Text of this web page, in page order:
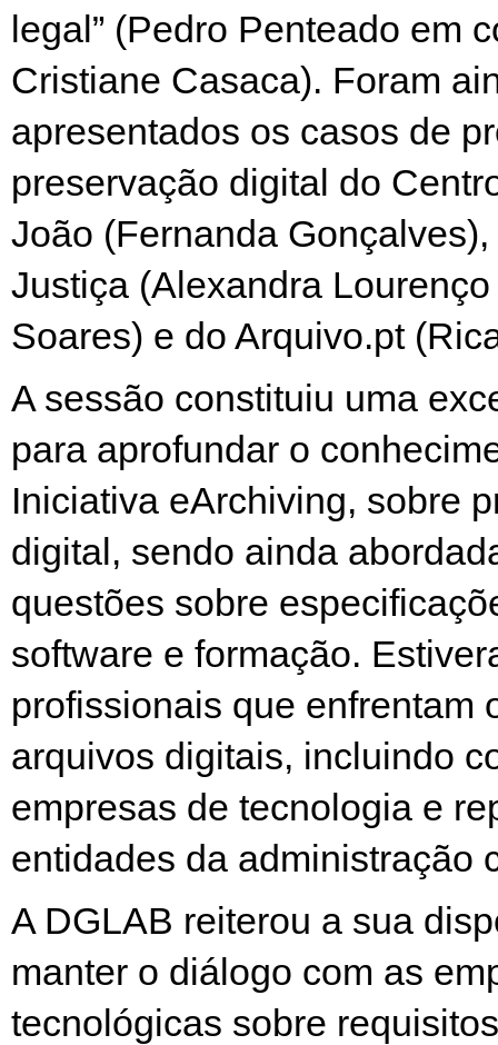
legal” (Pedro Penteado em
Cristiane Casaca). Foram
apresentados os casos de
preservação digital do
João (Fernanda
Justiça (Alexandra
Soares) e do Arquivo.pt
A sessão constituiu uma
para aprofundar o
Iniciativa eArchiving, sobre
digital, sendo ainda
questões sobre
software e formação.
profissionais que enfrentam
arquivos digitais, incluindo
empresas de tecnologia e
entidades da administração
A DGLAB reiterou a sua
manter o diálogo com as
tecnológicas sobre